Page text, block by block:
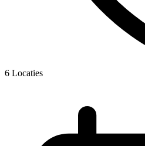
6 Locaties